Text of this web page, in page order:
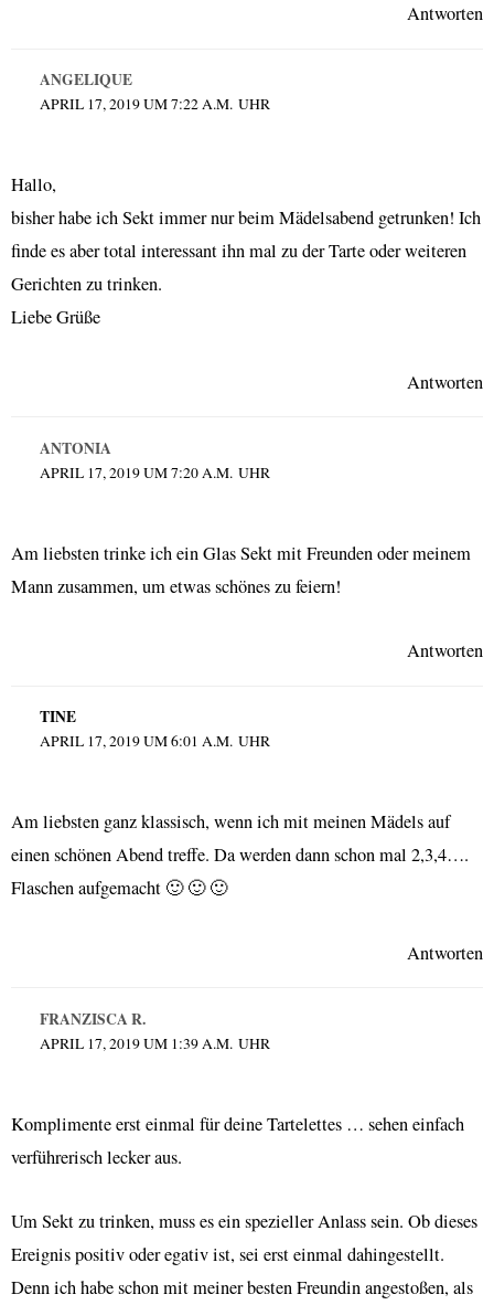
Antworten
ANGELIQUE
APRIL 17, 2019 UM 7:22 A.M. UHR
Hallo,
bisher habe ich Sekt immer nur beim Mädelsabend getrunken! Ich
finde es aber total interessant ihn mal zu der Tarte oder weiteren
Gerichten zu trinken.
Liebe Grüße
Antworten
ANTONIA
APRIL 17, 2019 UM 7:20 A.M. UHR
Am liebsten trinke ich ein Glas Sekt mit Freunden oder meinem
Mann zusammen, um etwas schönes zu feiern!
Antworten
TINE
APRIL 17, 2019 UM 6:01 A.M. UHR
Am liebsten ganz klassisch, wenn ich mit meinen Mädels auf
einen schönen Abend treffe. Da werden dann schon mal 2,3,4….
Flaschen aufgemacht 🙂 🙂 🙂
Antworten
FRANZISCA R.
APRIL 17, 2019 UM 1:39 A.M. UHR
Komplimente erst einmal für deine Tartelettes … sehen einfach
verführerisch lecker aus.
Um Sekt zu trinken, muss es ein spezieller Anlass sein. Ob dieses
Ereignis positiv oder egativ ist, sei erst einmal dahingestellt.
Denn ich habe schon mit meiner besten Freundin angestoßen, als